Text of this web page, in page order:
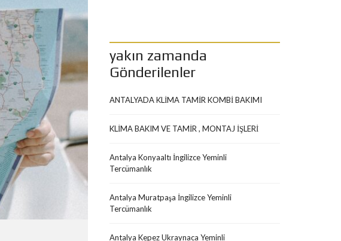
yakın zamanda
Gönderilenler
ANTALYADA KLİMA TAMİR KOMBİ BAKIMI
KLİMA BAKIM VE TAMİR , MONTAJ İŞLERİ
Antalya Konyaaltı İngilizce Yeminli
Tercümanlık
Antalya Muratpaşa İngilizce Yeminli
Tercümanlık
Antalya Kepez Ukraynaca Yeminli